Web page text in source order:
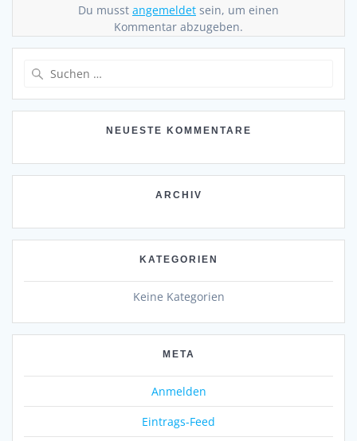
Du musst angemeldet sein, um einen
Kommentar abzugeben.
NEUESTE KOMMENTARE
ARCHIV
KATEGORIEN
Keine Kategorien
META
Anmelden
Eintrags-Feed